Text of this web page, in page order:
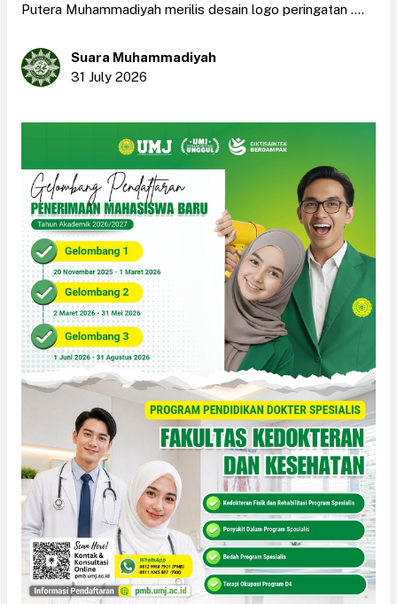
Putera Muhammadiyah merilis desain logo peringatan ....
Suara Muhammadiyah
31 July 2026